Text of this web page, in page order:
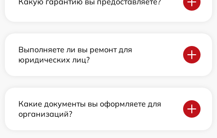
Выполняете ли вы ремонт для
юридических лиц?
Какие документы вы оформляете для
организаций?